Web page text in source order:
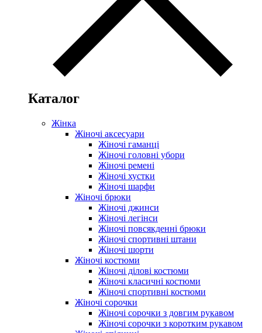
Каталог
Жінка
Жіночі аксесуари
Жіночі гаманці
Жіночі головні убори
Жіночі ремені
Жіночі хустки
Жіночі шарфи
Жіночі брюки
Жіночі джинси
Жіночі легінси
Жіночі повсякденні брюки
Жіночі спортивні штани
Жіночі шорти
Жіночі костюми
Жіночі ділові костюми
Жіночі класичні костюми
Жіночі спортивні костюми
Жіночі сорочки
Жіночі сорочки з довгим рукавом
Жіночі сорочки з коротким рукавом